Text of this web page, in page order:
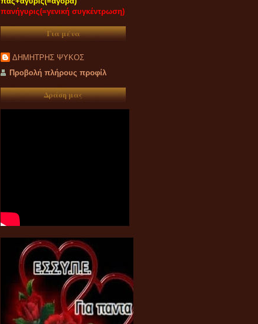
πανήγυρις(=γενική συγκέντρωση)
Για μένα
ΔΗΜΗΤΡΗΣ ΨΥΚΟΣ
Προβολή πλήρους προφίλ
Δράση μας